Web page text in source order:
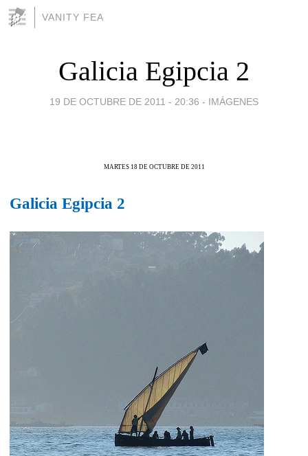
VANITY FEA
Galicia Egipcia 2
19 DE OCTUBRE DE 2011 - 20:36 - IMÁGENES
MARTES 18 DE OCTUBRE DE 2011
Galicia Egipcia 2